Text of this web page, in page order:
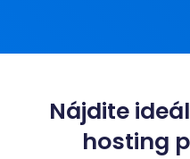
Nájdite
hosting